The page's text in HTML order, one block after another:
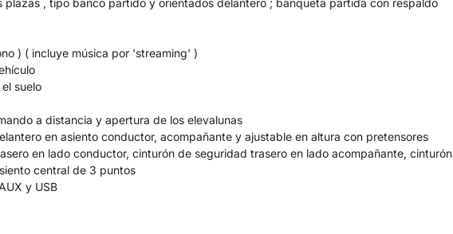
plazas , tipo banco partido y orientados delantero ; banqueta partida con respaldo
) ( incluye música por 'streaming' )
suelo
a distancia y apertura de los elevalunas
en asiento conductor, acompañante y ajustable en altura con pretensores
en lado conductor, cinturón de seguridad trasero en lado acompañante, cinturón
central de 3 puntos
y USB